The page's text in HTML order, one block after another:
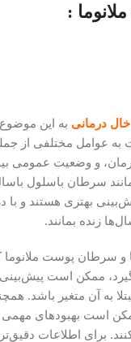
:
درمانی به این
به عوامل مختلفی از
و وضعیت عمومی
سرطان باسلول
بهتری هستند و با
زنده بمانند.
و سرطان پوست
ممکن است
به آن متغیر باشد.
است بهبودهای مهمی
برای اطلاعات